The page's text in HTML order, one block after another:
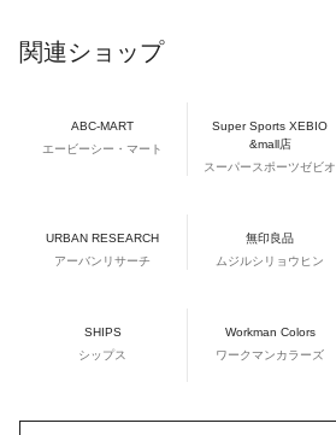
関連ショップ
ABC-MART
エービーシー・マート
Super Sports XEBIO
&mall店
スーパースポーツゼビオ
URBAN RESEARCH
アーバンリサーチ
無印良品
ムジルシリョウヒン
SHIPS
シップス
Workman Colors
ワークマンカラーズ